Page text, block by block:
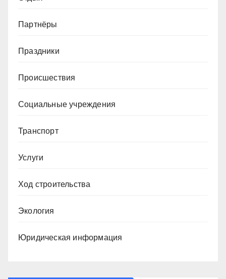
Партнёры
Праздники
Происшествия
Социальные учреждения
Транспорт
Услуги
Ход строительства
Экология
Юридическая информация